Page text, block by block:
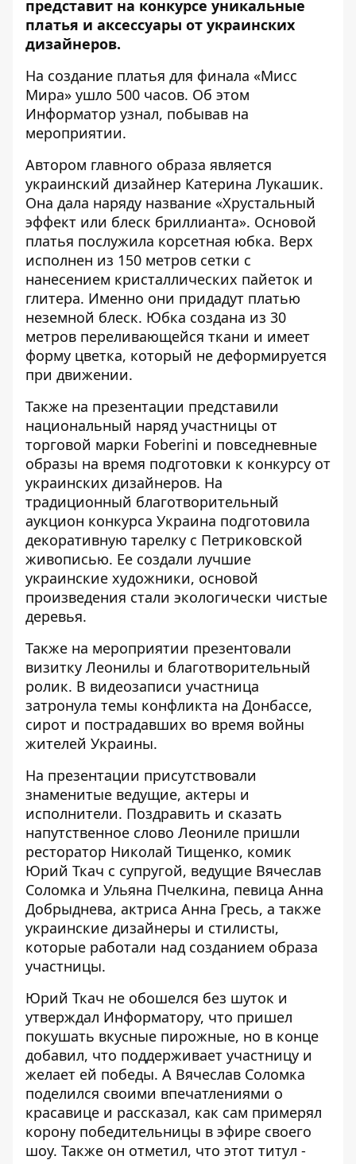
представит на конкурсе уникальные
платья и аксессуары от украинских
дизайнеров.
На создание платья для финала «Мисс
Мира» ушло 500 часов. Об этом
Информатор узнал, побывав на
мероприятии.
Автором главного образа является
украинский дизайнер Катерина Лукашик.
Она дала наряду название «Хрустальный
эффект или блеск бриллианта». Основой
платья послужила корсетная юбка. Верх
исполнен из 150 метров сетки с
нанесением кристаллических пайеток и
глитера. Именно они придадут платью
неземной блеск. Юбка создана из 30
метров переливающейся ткани и имеет
форму цветка, который не деформируется
при движении.
Также на презентации представили
национальный наряд участницы от
торговой марки Foberini и повседневные
образы на время подготовки к конкурсу от
украинских дизайнеров. На
традиционный благотворительный
аукцион конкурса Украина подготовила
декоративную тарелку с Петриковской
живописью. Ее создали лучшие
украинские художники, основой
произведения стали экологически чистые
деревья.
Также на мероприятии презентовали
визитку Леонилы и благотворительный
ролик. В видеозаписи участница
затронула темы конфликта на Донбассе,
сирот и пострадавших во время войны
жителей Украины.
На презентации присутствовали
знаменитые ведущие, актеры и
исполнители. Поздравить и сказать
напутственное слово Леониле пришли
ресторатор Николай Тищенко, комик
Юрий Ткач с супругой, ведущие Вячеслав
Соломка и Ульяна Пчелкина, певица Анна
Добрыднева, актриса Анна Гресь, а также
украинские дизайнеры и стилисты,
которые работали над созданием образа
участницы.
Юрий Ткач не обошелся без шуток и
утверждал Информатору, что пришел
покушать вкусные пирожные, но в конце
добавил, что поддерживает участницу и
желает ей победы. А Вячеслав Соломка
поделился своими впечатлениями о
красавице и рассказал, как сам примерял
корону победительницы в эфире своего
шоу. Также он отметил, что этот титул -